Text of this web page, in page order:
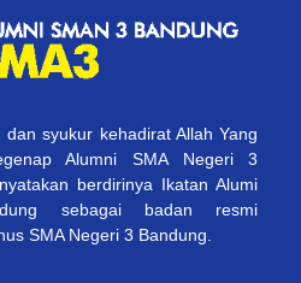
syukur kehadirat Allah Yang
Alumni SMA Negeri 3
berdirinya Ikatan Alumi
sebagai badan resmi
SMA Negeri 3 Bandung.